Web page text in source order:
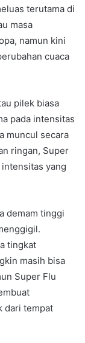
terutama di
masa
namun kini
cuaca
pilek biasa
pada intensitas
muncul secara
ringan, Super
yang
demam tinggi
tingkat
masih bisa
Super Flu
dari tempat